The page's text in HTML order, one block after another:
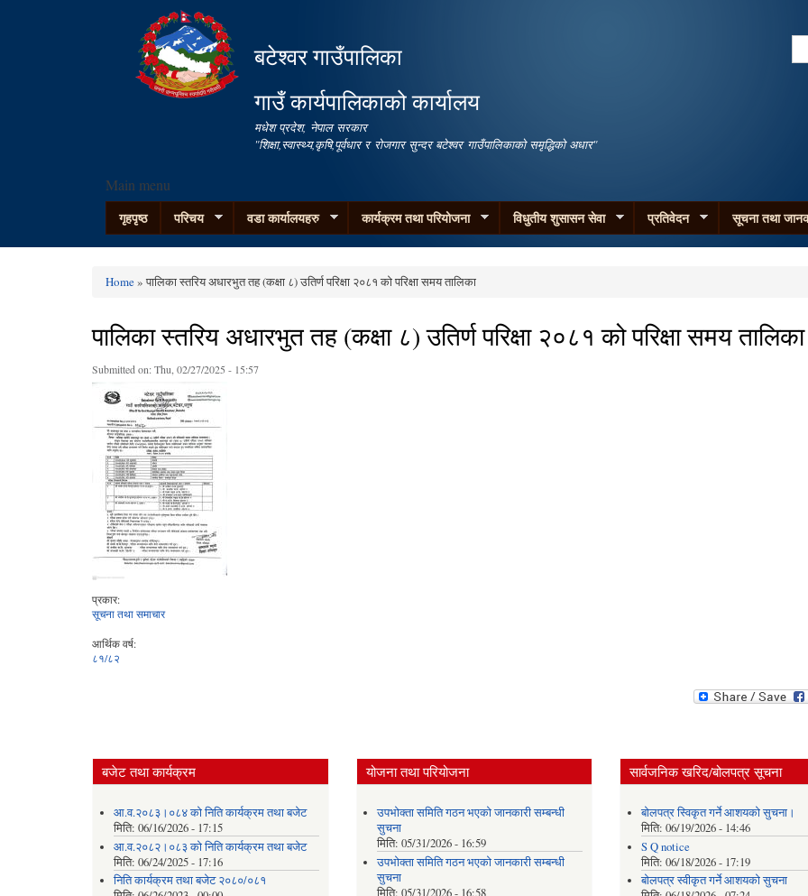
बटेश्वर गाउँपालिका
गाउँ कार्यपालिकाको कार्यालय
मधेश प्रदेश, नेपाल सरकार
"शिक्षा,स्वास्थ्य,कृषि,पूर्वधार र रोजगार सुन्दर बटेश्वर गाउँपालिकाको समृद्धिको अधार"
Main menu
गृहपृष्ठ
परिचय वडा कार्यालयहरु कार्यक्रम तथा परियोजना विधुतीय शुसासन सेवा प्रतिवेदन सूचना तथा
Home» पालिका स्तरिय अधारभुत तह (कक्षा ८) उतिर्ण परिक्षा २०८१ को परिक्षा समय तालिका
पालिका स्तरिय अधारभुत तह (कक्षा ८) उतिर्ण परिक्षा २०८१ को परिक्षा समय तालिका
Submitted on:Thu, 02/27/2025 - 15:57
प्रकार:
सूचना तथा समाचार
आर्थिक वर्ष:
८१/८२
बजेट तथा कार्यक्रम
आ.व.२०८३।०८४ को निति कार्यक्रम तथा बजेट
मिति: 06/16/2026 - 17:15
आ.व.२०८२।०८३ को निति कार्यक्रम तथा बजेट
मिति: 06/24/2025 - 17:16
निति कार्यक्रम तथा बजेट २०८०/०८१
योजना तथा परियोजना
उपभोक्ता समिति गठन भएको जानकारी सम्बन्धी
सुचना
मिति:05/31/2026 - 16:59
उपभोक्ता समिति गठन भएको जानकारी सम्बन्धी
सुचना
मिति:05/31/2026 - 16:58
सार्वजनिक खरिद/बोलपत्र सूचना
बोलपत्र स्विकृत गर्ने आशयको सुचना।
मिति: 06/19/2026 - 14:46
S Q notice
मिति: 06/18/2026 - 17:19
बोलपत्र स्वीकृत गर्ने आशयको सुचना